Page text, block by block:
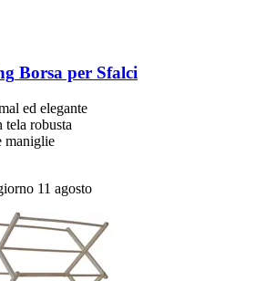
Borsa per Sfalci
ed elegante
tela robusta
maniglie
11 agosto